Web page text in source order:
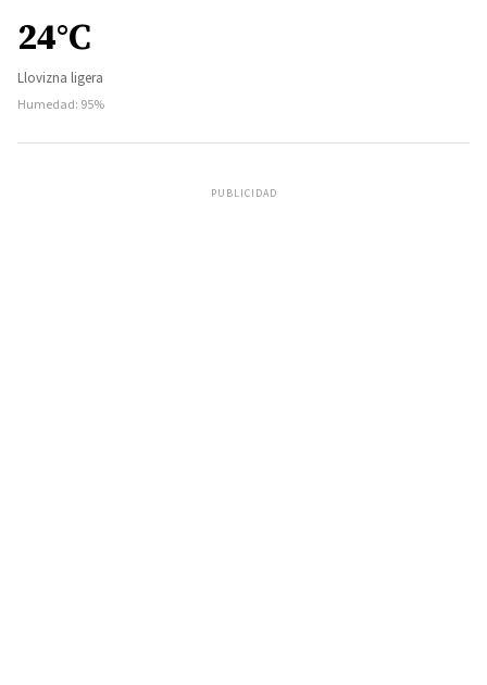
24°C
Llovizna ligera
Humedad: 95%
PUBLICIDAD